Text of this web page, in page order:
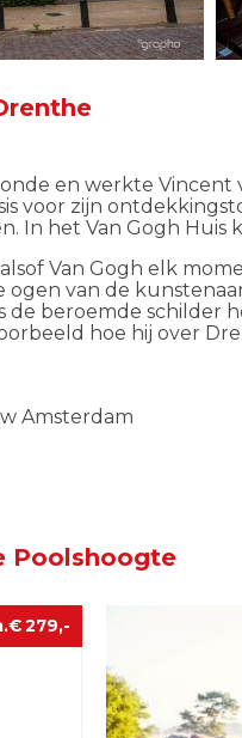
en werkte
voor zijn
In het Van Gogh
Van Gogh elk
ogen van de
de beroemde schilder
hoe hij over
Amsterdam
Poolshoogte
€279